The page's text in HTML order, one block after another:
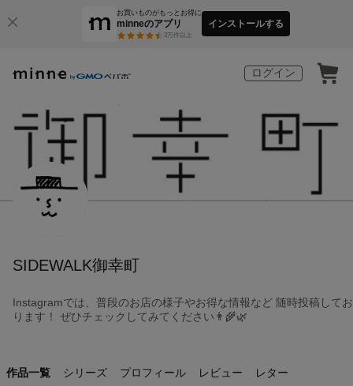
お買いものがもっとお得に
minneのアプリ
3万件以上
インストールする
ログイン
SIDEWALK御幸町
Instagramでは、普段のお店の様子やお得な情報など 随時投稿してお
ります！ ぜひチェックしてみてください👨‍🌾🌿
作品一覧 シリーズ プロフィール レビュー レター